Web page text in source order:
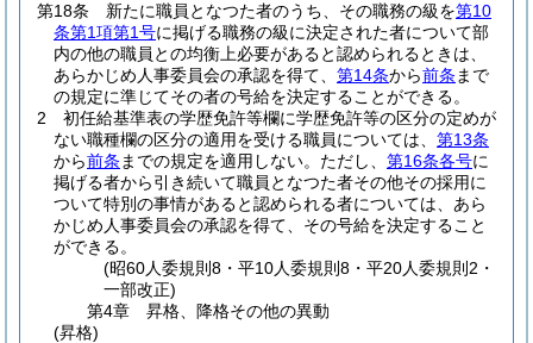
第18条
新たに職員となつた者のうち、その職務の級を第10
条第1項第1号に掲げる職務の級に決定された者について部
内の他の職員との均衡上必要があると認められるときは、
あらかじめ人事委員会の承認を得て、 第14条から前条 まで
の規定に準じてその者の号給を決定することができる。
2
初任給基準表の学歴免許等欄に学歴免許等の区分の定めが
ない職種欄の区分の適用を受ける職員については、 第13条
から前条 までの規定を適用しない。 ただし、 第16条各号に
掲げる者から引き続いて職員となつた者その他その採用に
ついて特別の事情があると認められる者については、あら
かじめ人事委員会の承認を得て、その号給を決定すること
ができる。
(昭60人委規則8・平10人委規則8・平20人委規則2・
一部改正)
第4章
昇格、降格その他の異動
(昇格)